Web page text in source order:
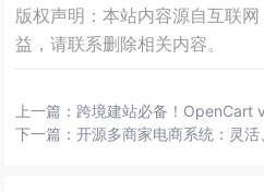
版权声明：本站内容源自互联
益，请联系删除相关内容。
上一篇： 跨境建站必备！OpenCart
下一篇：开源多商家电商系统：灵